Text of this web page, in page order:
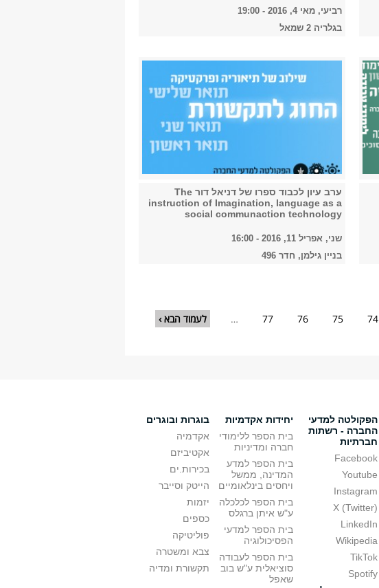
רביעי, מאי 4, 2016 - 19:00
בגלריה 2 שמאל
ערב עיון לכבוד ספרו של דניאל דור The
instruction of Imagination, language as a
social communaction technology
שני, אפריל 11, 2016 - 16:00
בניין גילמן, חדר 496
74
75
76
77
…
לעמוד הבא ›
הפקולטה למדעי
החברה - רשתות
חברתיות
Facebook
Youtube
Instagram
X (Twitter)
LinkedIn
Wikipedia
TikTok
Spotify
יחידות אקדמיות
בית הספר ללימודי
חברה ומדיניות
בית הספר למדע
המדינה, ממשל
ויחסים בינלאומיים
בית הספר לכלכלה
ע"ש איתן ברגלס
בית הספר למדעי
הפסיכולוגיה
בית הספר לעבודה
סוציאלית ע"ש בוב
שאפל
בוגרות ובוגרים
אקדמיה
אקטיביזם
בכירות.ים
הייטק וסייבר
יזמות
כספים
פוליטיקה
צבא ומשטרה
תקשורת ומדיה